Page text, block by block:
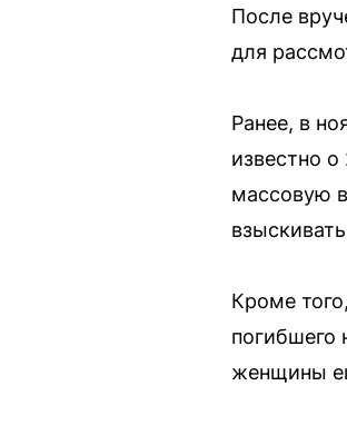
После
для
Ранее, в
известно
массовую
Кроме
погибшего
женщины